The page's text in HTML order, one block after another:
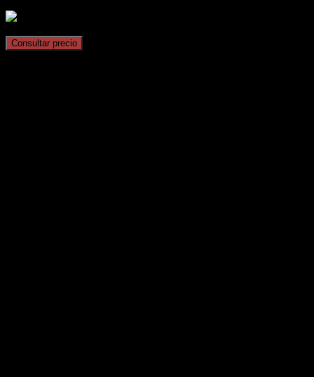
Consultar precio